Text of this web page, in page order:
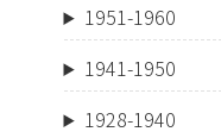
1951-1960
1941-1950
1928-1940